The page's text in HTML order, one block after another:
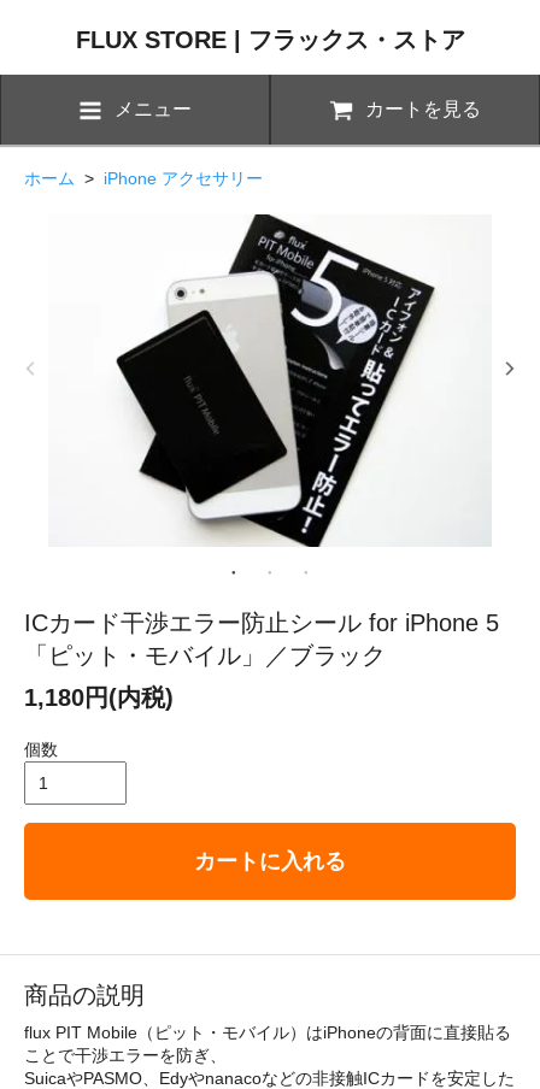
FLUX STORE | フラックス・ストア
メニュー カートを見る
ホーム > iPhone アクセサリー
ICカード干渉エラー防止シール for iPhone 5
「ピット・モバイル」／ブラック
1,180円(内税)
個数
カートに入れる
商品の説明
flux PIT Mobile（ピット・モバイル）はiPhoneの背面に直接貼る
ことで干渉エラーを防ぎ、
SuicaやPASMO、Edyやnanacoなどの非接触ICカードを安定した